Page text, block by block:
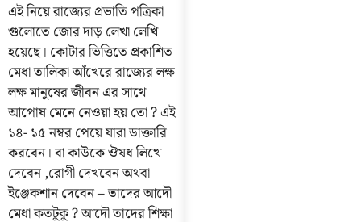
এই নিয়ে রাজ্যের প্রভাতি পত্রিকা
গুলোতে জোর দাড় লেখা লেখি
হয়েছে। কোটার ভিত্তিতে প্রকাশিত
মেধা তালিকা আঁখেরে রাজ্যের লক্ষ
লক্ষ মানুষের জীবন এর সাথে
আপোষ মেনে নেওয়া হয় তো ? এই
১৪- ১৫ নম্বর পেয়ে যারা ডাক্তারি
করবেন। বা কাউকে ঔষধ লিখে
দেবেন ,রোগী দেখবেন অথবা
ইঞ্জেকশান দেবেন – তাদের আদৌ
মেধা কতটুকু ? আদৌ তাদের শিক্ষা